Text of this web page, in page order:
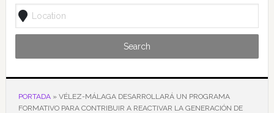
Search
PORTADA» VÉLEZ-MÁLAGA DESARROLLARÁ UN PROGRAMA
FORMATIVO PARA CONTRIBUIR A REACTIVAR LA GENERACIÓN DE